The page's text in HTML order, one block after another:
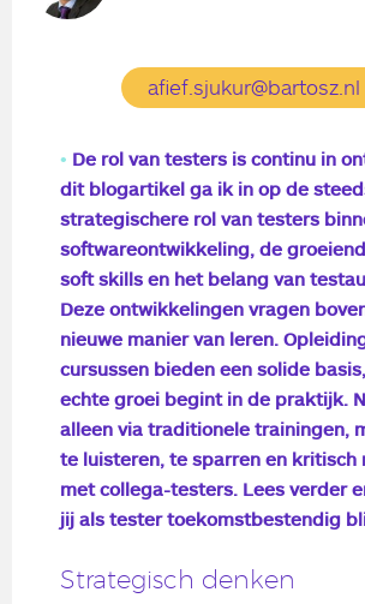
De rol van testers is continu in
dit blogartikel ga ik in op de
strategischere rol van testers
softwareontwikkeling, de
soft skills en het belang van
Deze ontwikkelingen vragen
nieuwe manier van leren.
cursussen bieden een solide
echte groei begint in de praktijk.
alleen via traditionele trainingen,
te luisteren, te sparren en kritisch
met collega-testers. Lees verder
jij als tester toekomstbestendig
Strategisch denken
afief.sjukur@bartosz.nl